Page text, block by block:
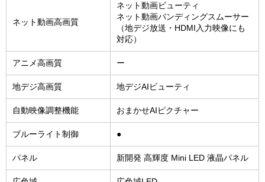
ネット動画高画質
ネット動画ビューティ
ネット動画バンディングスムーサー
（地デジ放送・HDMI入力映像にも
対応）
アニメ高画質 ー
地デジ高画質 地デジAIビューティ
自動映像調整機能 おまかせAIピクチャー
ブルーライト制御 ●
パネル 新開発 高輝度 Mini LED 液晶パネル